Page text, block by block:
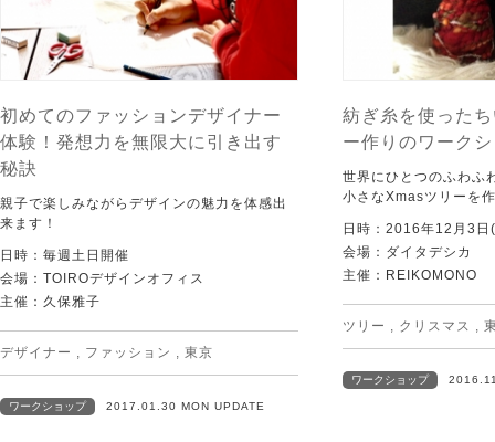
初めてのファッションデザイナー
体験！発想力を無限大に引き出す
秘訣
親子で楽しみながらデザインの魅力を体感出
来ます！
日時：毎週土日開催
会場：TOIROデザインオフィス
主催：久保雅子
デザイナー , ファッション , 東京
ワークショップ 2017.01.30 MON UPDATE
紡ぎ糸を使った
ー作りのワーク
世界にひとつのふわふ
小さなXmasツリーを
日時：2016年12月3日
会場：ダイタデシカ
主催：REIKOMONO
ツリー , クリスマス ,
ワークショップ